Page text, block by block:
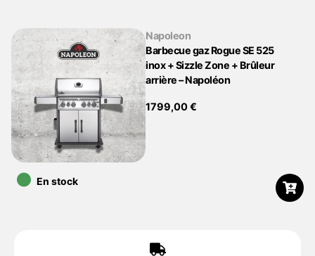
Napoleon
Barbecue gaz Rogue SE 525
inox + Sizzle Zone + Brûleur
arrière – Napoléon
1799,00€
•En stock